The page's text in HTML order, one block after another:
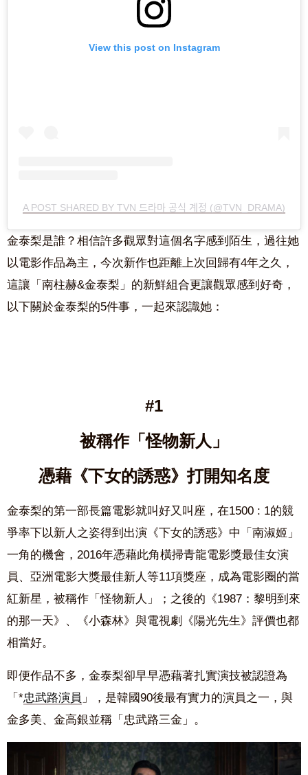
View this post on Instagram
A POST SHARED BY TVN 드라마 공식 계정 (@TVN_DRAMA)
金泰梨是誰？相信許多觀眾對這個名字感到陌生，過往她
以電影作品為主，今次新作也距離上次回歸有4年之久，
這讓「南柱赫&金泰梨」的新鮮組合更讓觀眾感到好奇，
以下關於金泰梨的5件事，一起來認識她：
#1
被稱作「怪物新人」
憑藉《下女的誘惑》打開知名度
金泰梨的第一部長篇電影就叫好又叫座，在1500 : 1的競
爭率下以新人之姿得到出演《下女的誘惑》中「南淑姬」
一角的機會，2016年憑藉此角橫掃青龍電影獎最佳女演
員、亞洲電影大獎最佳新人等11項獎座，成為電影圈的當
紅新星，被稱作「怪物新人」；之後的《1987：黎明到來
的那一天》、《小森林》與電視劇《陽光先生》評價也都
相當好。
即便作品不多，金泰梨卻早早憑藉著扎實演技被認證為
「*忠武路演員 」，是韓國90後最有實力的演員之一，與
金多美、金高銀並稱「忠武路三金」。